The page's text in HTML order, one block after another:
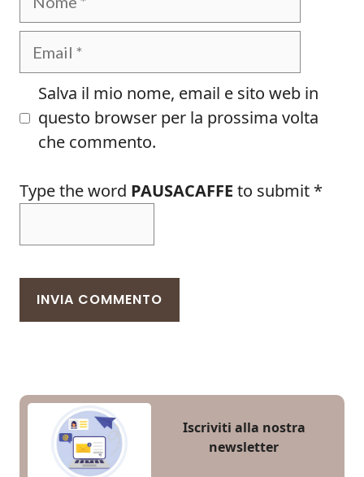
Email
Salva il mio nome, email e sito web in
questo browser per la prossima volta
che commento.
Type the word PAUSACAFFE to submit *
Iscriviti alla nostra
newsletter